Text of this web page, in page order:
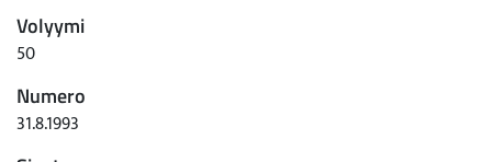
Volyymi
50
Numero
31.8.1993